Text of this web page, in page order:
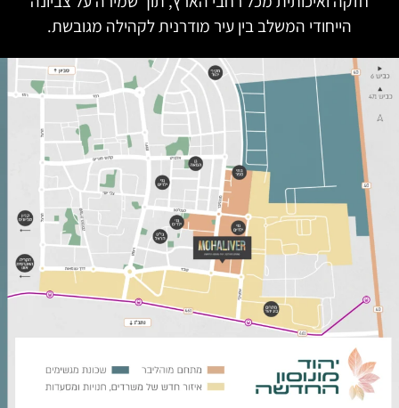
הייחודי המשלב בין עיר מודרנית לקהילה מגובשת.